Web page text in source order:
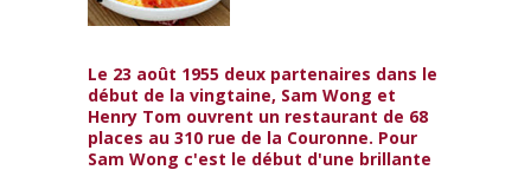
Le 23 août 1955 deux partenaires dans le
début de la vingtaine, Sam Wong et
Henry Tom ouvrent un restaurant de 68
places au 310 rue de la Couronne. Pour
Sam Wong c'est le début d'une brillante